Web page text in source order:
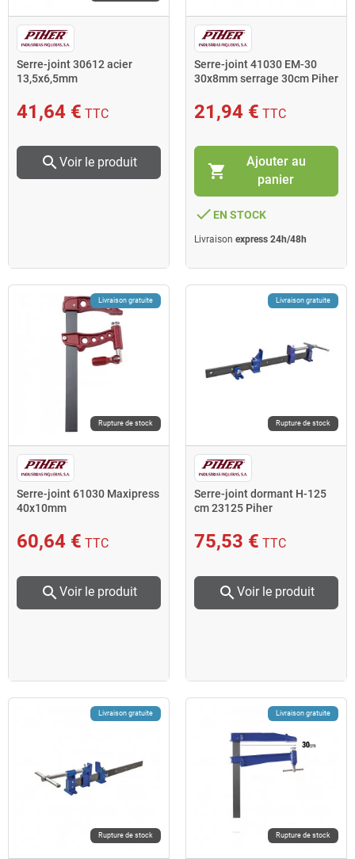
Serre-joint 30612 acier
13,5x6,5mm
41,64 € TTC
search Voir le produit
Serre-joint 41030 EM-30
30x8mm serrage 30cm Piher
21,94 € TTC
shopping_cart
Ajouter au
panier
done EN STOCK
Livraison express 24h/48h
Livraison gratuite
Rupture de stock
Serre-joint 61030 Maxipress
40x10mm
60,64 € TTC
search Voir le produit
Livraison gratuite
Rupture de stock
Serre-joint dormant H-125
cm 23125 Piher
75,53 € TTC
search Voir le produit
Livraison gratuite
Rupture de stock
Livraison gratuite
Rupture de stock